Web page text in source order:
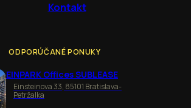
Kontakt
ODPORÚČANÉ PONUKY
EINPARK Offices SUBLEASE
Einsteinova 33, 85101 Bratislava-
Petržalka